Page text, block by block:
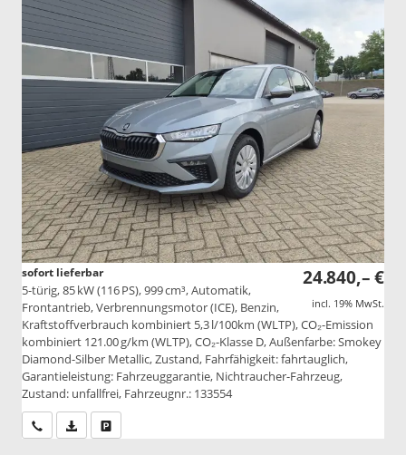
24.840,– €
incl. 19% MwSt.
sofort lieferbar
5-türig, 85 kW (116 PS), 999 cm³, Automatik,
Frontantrieb, Verbrennungsmotor (ICE), Benzin,
Kraftstoffverbrauch kombiniert 5,3 l/100km (WLTP), CO₂-Emission
kombiniert 121.00 g/km (WLTP), CO₂-Klasse D, Außenfarbe: Smokey
Diamond-Silber Metallic, Zustand, Fahrfähigkeit: fahrtauglich,
Garantieleistung: Fahrzeuggarantie, Nichtraucher-Fahrzeug,
Zustand: unfallfrei, Fahrzeugnr.: 133554
Wir rufen Sie anPDF-Datei, Fahrzeugexposé drucken